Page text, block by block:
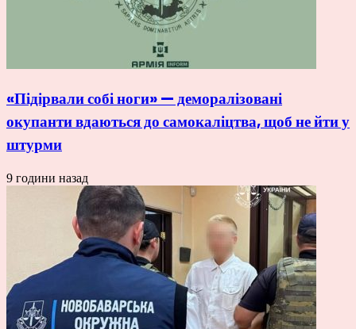
«Підірвали собі ноги» — деморалізовані
окупанти вдаються до самокаліцтва, щоб не йти у
штурми
9 години назад